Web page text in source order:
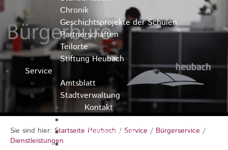
Chronik
Geschichtsprojekte der Schulen
Partnerschaften
Teilorte
Stiftung Heubach
Service
Amtsblatt
Stadtverwaltung
Kontakt
Rathausteam
Organigramm
Sie sind hier: Startseite Heubach / Service / Bürgerservice /
Dienstleistungen